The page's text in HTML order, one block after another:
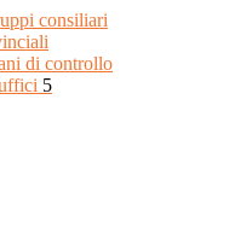
consiliari
di controllo
5